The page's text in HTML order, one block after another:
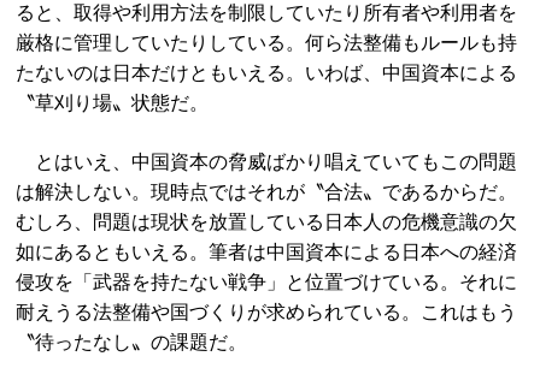
ると、取得や利用方法を制限していたり所有者や利用者を
厳格に管理していたりしている。何ら法整備もルールも持
たないのは日本だけともいえる。いわば、中国資本による
〝草刈り場〟状態だ。
とはいえ、中国資本の脅威ばかり唱えていてもこの問題
は解決しない。現時点ではそれが〝合法〟であるからだ。
むしろ、問題は現状を放置している日本人の危機意識の欠
如にあるともいえる。筆者は中国資本による日本への経済
侵攻を「武器を持たない戦争」と位置づけている。それに
耐えうる法整備や国づくりが求められている。これはもう
〝待ったなし〟の課題だ。